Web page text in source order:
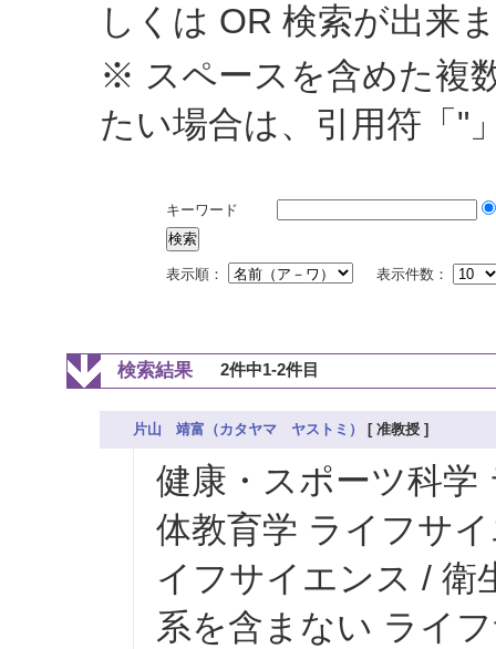
しくは OR 検索が出来
※ スペースを含めた複
たい場合は、引用符「"
キーワード
表示順： 表示件数：
検索結果 2件中1-2件目
片山 靖富（カタヤマ ヤストミ） [ 准教授 ]
健康・スポーツ科学
体教育学 ライフサ
イフサイエンス / 衛
系を含まない ライ